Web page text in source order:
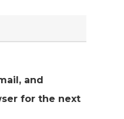
and
for the next